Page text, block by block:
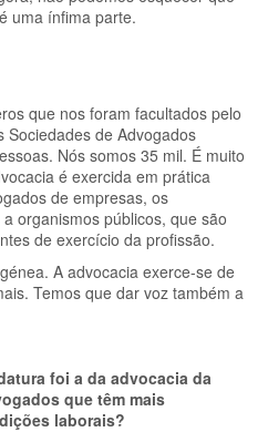
uma ínfima parte.
que nos foram facultados pelo
Sociedades de Advogados
Nós somos 35 mil. É muito
é exercida em prática
de empresas, os
organismos públicos, que são
de exercício da profissão.
A advocacia exerce-se de
Temos que dar voz também a
foi a da advocacia da
que têm mais
laborais?